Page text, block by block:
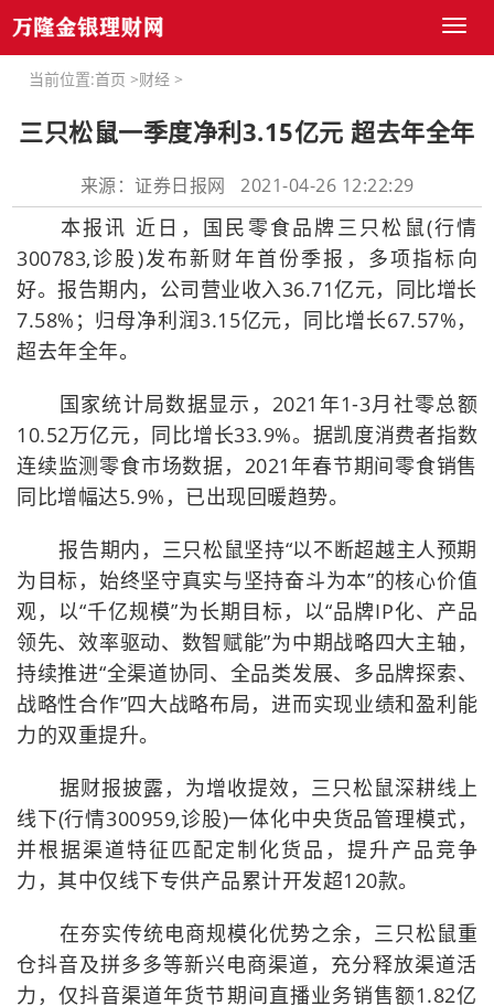
Toggle
当前位置:首页 >财经 >
三只松鼠一季度净利3.15亿元 超去年全年
来源：证券日报网 2021-04-26 12:22:29
本报讯 近日，国民零食品牌三只松鼠(行情
300783,诊股)发布新财年首份季报，多项指标向
好。报告期内，公司营业收入36.71亿元，同比增长
7.58%；归母净利润3.15亿元，同比增长67.57%，
超去年全年。
国家统计局数据显示，2021年1-3月社零总额
10.52万亿元，同比增长33.9%。据凯度消费者指数
连续监测零食市场数据，2021年春节期间零食销售
同比增幅达5.9%，已出现回暖趋势。
报告期内，三只松鼠坚持“以不断超越主人预期
为目标，始终坚守真实与坚持奋斗为本”的核心价值
观，以“千亿规模”为长期目标，以“品牌IP化、产品
领先、效率驱动、数智赋能”为中期战略四大主轴，
持续推进“全渠道协同、全品类发展、多品牌探索、
战略性合作”四大战略布局，进而实现业绩和盈利能
力的双重提升。
据财报披露，为增收提效，三只松鼠深耕线上
线下(行情300959,诊股)一体化中央货品管理模式，
并根据渠道特征匹配定制化货品，提升产品竞争
力，其中仅线下专供产品累计开发超120款。
在夯实传统电商规模化优势之余，三只松鼠重
仓抖音及拼多多等新兴电商渠道，充分释放渠道活
力，仅抖音渠道年货节期间直播业务销售额1.82亿